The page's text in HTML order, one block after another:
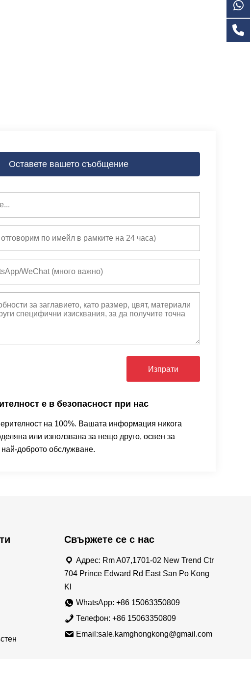
Оставете вашето съобщение
Изпрати
е в безопасност при нас
на 100%. Вашата информация никога
или използвана за нещо друго, освен за
доброто обслужване.
Свържете се с нас
Адрес: Rm A07,1701-02 New Trend Ctr
704 Prince Edward Rd East San Po Kong
Kl
WhatsApp: +86 15063350809
Телефон: +86 15063350809
Email:sale.kamghongkong@gmail.com